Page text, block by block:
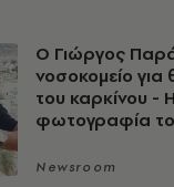
O Γιώργος
νοσοκομείο για
του καρκίνου -
φωτογραφία
Newsroom